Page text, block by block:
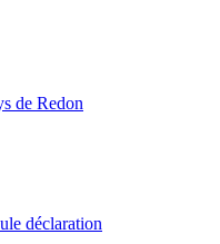
de Redon
déclaration